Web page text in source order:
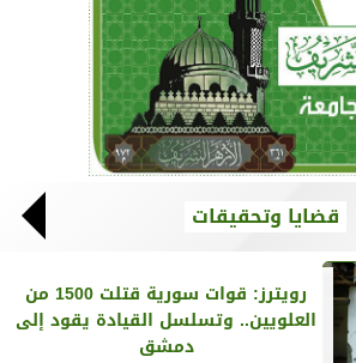
قضايا وتحقيقات
رويترز‏: قوات سورية قتلت 1500 من
العلويين.. وتسلسل القيادة يقود إلى
دمشق